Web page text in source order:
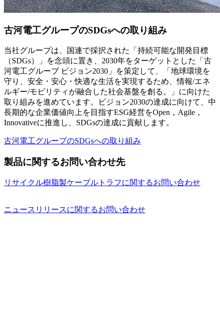
古河電工グループのSDGsへの取り組み
当社グループは、国連で採択された「持続可能な開発目標
（SDGs）」を念頭に置き、2030年をターゲットとした「古
河電工グループ ビジョン2030」を策定して、「地球環境を
守り、安全・安心・快適な生活を実現するため、情報/エネ
ルギー/モビリティが融合した社会基盤を創る。」に向けた
取り組みを進めています。ビジョン2030の達成に向けて、中
長期的な企業価値向上を目指すESG経営をOpen，Agile，
Innovativeに推進し、SDGsの達成に貢献します。
古河電工グループのSDGsへの取り組み
製品に関するお問い合わせ先
リサイクル樹脂製ケーブルトラフに関するお問い合わせ
ニュースリリースに関するお問い合わせ